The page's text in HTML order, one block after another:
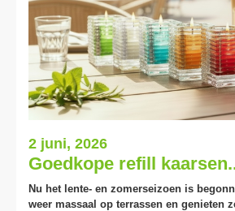
2 juni, 2026
Goedkope refill
Nu het lente- en zomerseizoen is
weer massaal op terrassen en genieten